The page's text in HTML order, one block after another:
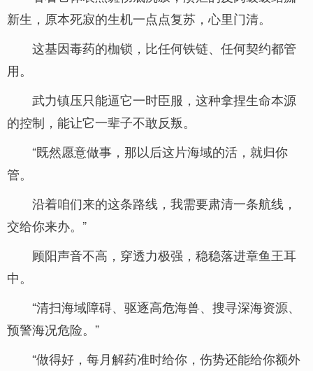
新生，原本死寂的生机一点点复苏，心里门清。
这基因毒药的枷锁，比任何铁链、任何契约都管
用。
武力镇压只能逼它一时臣服，这种拿捏生命本源
的控制，能让它一辈子不敢反叛。
“既然愿意做事，那以后这片海域的活，就归你
管。
沿着咱们来的这条路线，我需要肃清一条航线，
交给你来办。”
顾阳声音不高，穿透力极强，稳稳落进章鱼王耳
中。
“清扫海域障碍、驱逐高危海兽、搜寻深海资源、
预警海况危险。”
“做得好，每月解药准时给你，伤势还能给你额外